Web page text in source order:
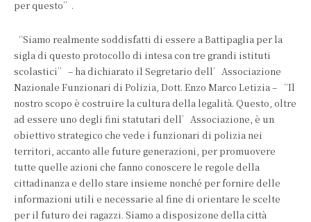
per questo”.
“Siamo realmente soddisfatti di essere a Battipaglia per la
sigla di questo protocollo di intesa con tre grandi istituti
scolastici” – ha dichiarato il Segretario dell’Associazione
Nazionale Funzionari di Polizia, Dott. Enzo Marco Letizia – “Il
nostro scopo è costruire la cultura della legalità. Questo, oltre
ad essere uno degli fini statutari dell’Associazione, è un
obiettivo strategico che vede i funzionari di polizia nei
territori, accanto alle future generazioni, per promuovere
tutte quelle azioni che fanno conoscere le regole della
cittadinanza e dello stare insieme nonché per fornire delle
informazioni utili e necessarie al fine di orientare le scelte
per il futuro dei ragazzi. Siamo a disposizone della città